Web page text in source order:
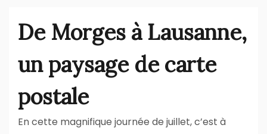
De Morges à Lausanne,
un paysage de carte
postale
En cette magnifique journée de juillet, c’est à